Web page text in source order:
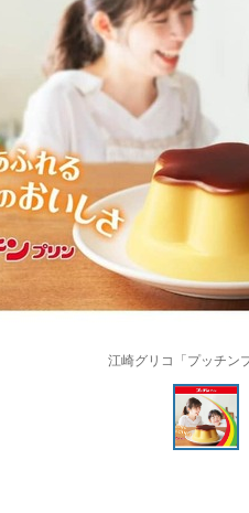
江崎グリコ「プッチン